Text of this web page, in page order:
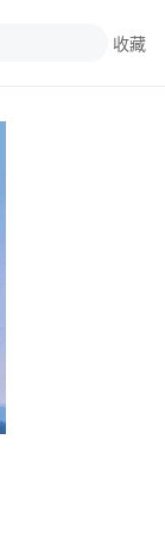
收藏